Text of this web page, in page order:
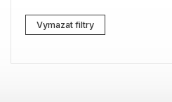
Carrera
Vymazat filtry